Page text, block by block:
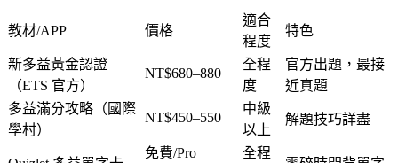
教材/APP 價格
適合
程度
特色
新多益黃金認證
（ETS 官方）
NT$680–880
全程
度
官方出題，最接
近真題
多益滿分攻略（國際
學村）
NT$450–550
中級
以上
解題技巧詳盡
免費/Pro
全程